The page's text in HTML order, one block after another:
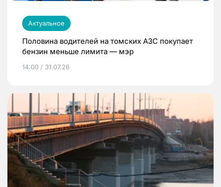
Актуальное
Половина водителей на томских АЗС покупает
бензин меньше лимита — мэр
14:00 / 31.07.26